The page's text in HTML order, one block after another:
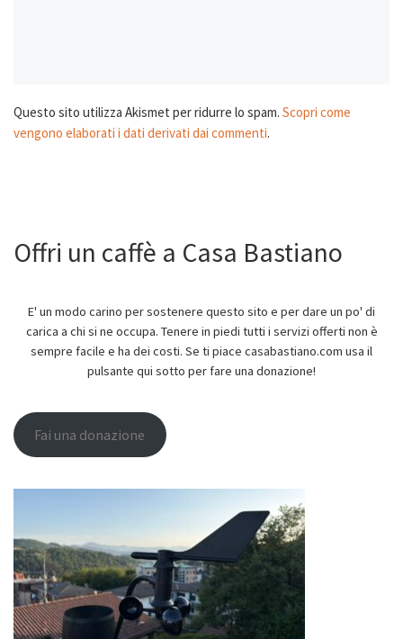
Questo sito utilizza Akismet per ridurre lo spam. Scopri come
vengono elaborati i dati derivati dai commenti.
Offri un caffè a Casa Bastiano
E' un modo carino per sostenere questo sito e per dare un po' di
carica a chi si ne occupa. Tenere in piedi tutti i servizi offerti non è
sempre facile e ha dei costi. Se ti piace casabastiano.com usa il
pulsante qui sotto per fare una donazione!
Fai una donazione